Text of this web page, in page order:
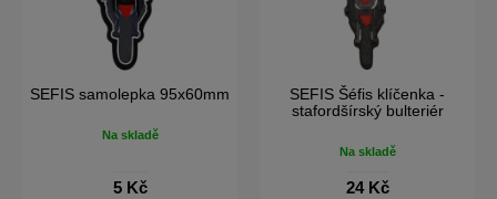
SEFIS samolepka
5 Kč
SEFIS samolepka 95x60mm
5 Kč